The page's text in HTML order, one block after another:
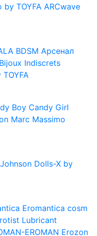
by TOYFA ARCwave
BDSM Арсенал
Bijoux Indiscrets
TOYFA
Boy Candy Girl
Marc Massimo
Dolls-X by
Eromantica cosm
Lubricant
EROMAN Erozon